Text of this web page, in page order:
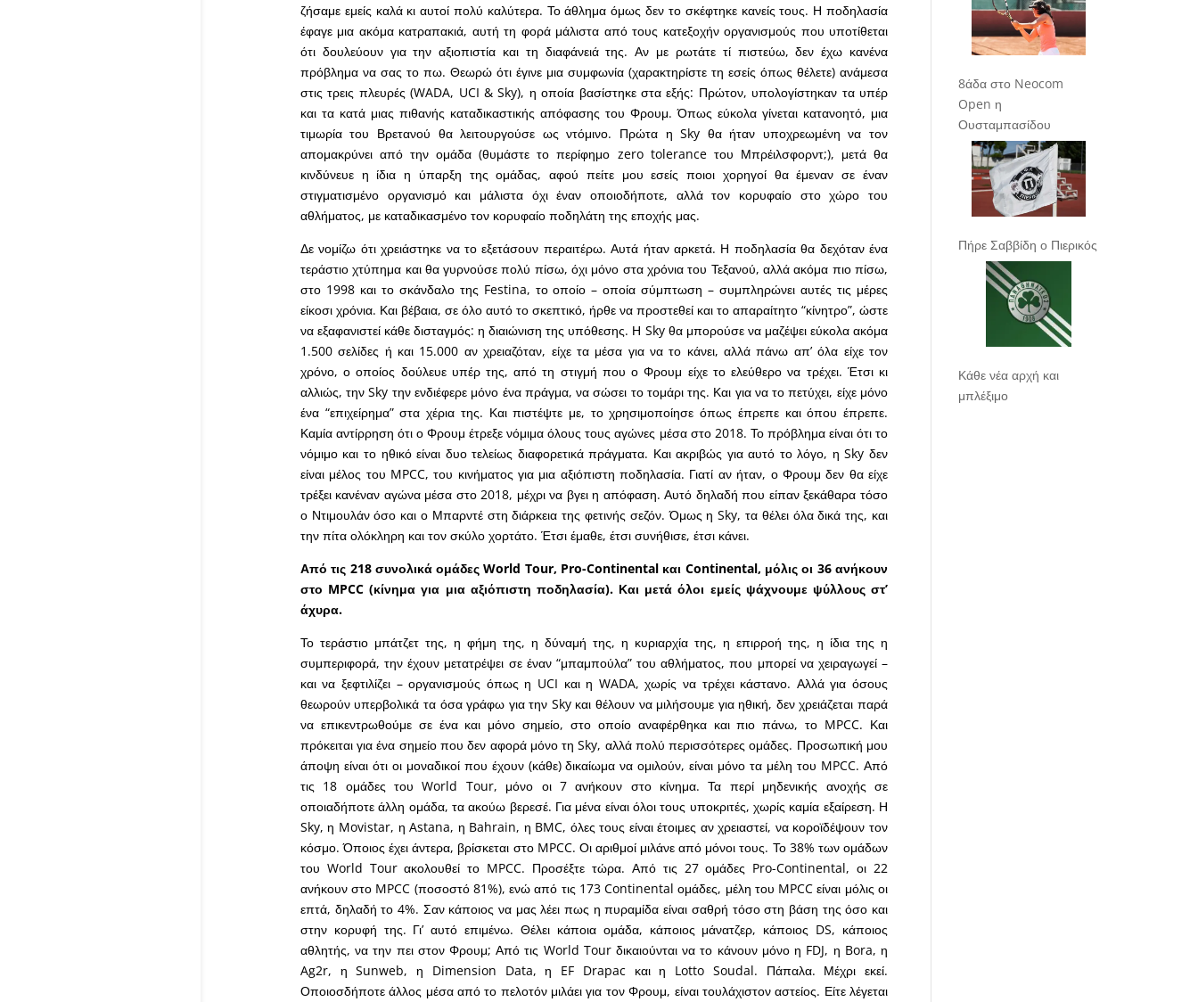
ζήσαμε εμείς καλά κι αυτοί πολύ καλύτερα. Το άθλημα όμως δεν το σκέφτηκε κανείς τους. Η ποδηλασία
έφαγε μια ακόμα κατραπακιά, αυτή τη φορά μάλιστα από τους κατεξοχήν οργανισμούς που υποτίθεται
ότι δουλεύουν για την αξιοπιστία και τη διαφάνειά της. Αν με ρωτάτε τί πιστεύω, δεν έχω κανένα
πρόβλημα να σας το πω. Θεωρώ ότι έγινε μια συμφωνία (χαρακτηρίστε τη εσείς όπως θέλετε) ανάμεσα
στις τρεις πλευρές (WADA, UCI & Sky), η οποία βασίστηκε στα εξής: Πρώτον, υπολογίστηκαν τα υπέρ
και τα κατά μιας πιθανής καταδικαστικής απόφασης του Φρουμ. Όπως εύκολα γίνεται κατανοητό, μια
τιμωρία του Βρετανού θα λειτουργούσε ως ντόμινο. Πρώτα η Sky θα ήταν υποχρεωμένη να τον
απομακρύνει από την ομάδα (θυμάστε το περίφημο zero tolerance του Μπρέιλσφορντ;), μετά θα
κινδύνευε η ίδια η ύπαρξη της ομάδας, αφού πείτε μου εσείς ποιοι χορηγοί θα έμεναν σε έναν
στιγματισμένο οργανισμό και μάλιστα όχι έναν οποιοδήποτε, αλλά τον κορυφαίο στο χώρο του
αθλήματος, με καταδικασμένο τον κορυφαίο ποδηλάτη της εποχής μας.
Δε νομίζω ότι χρειάστηκε να το εξετάσουν περαιτέρω. Αυτά ήταν αρκετά. Η ποδηλασία θα δεχόταν ένα
τεράστιο χτύπημα και θα γυρνούσε πολύ πίσω, όχι μόνο στα χρόνια του Τεξανού, αλλά ακόμα πιο πίσω,
στο 1998 και το σκάνδαλο της Festina, το οποίο – οποία σύμπτωση – συμπληρώνει αυτές τις μέρες
είκοσι χρόνια. Και βέβαια, σε όλο αυτό το σκεπτικό, ήρθε να προστεθεί και το απαραίτητο “κίνητρο”, ώστε
να εξαφανιστεί κάθε δισταγμός: η διαιώνιση της υπόθεσης. Η Sky θα μπορούσε να μαζέψει εύκολα ακόμα
1.500 σελίδες ή και 15.000 αν χρειαζόταν, είχε τα μέσα για να το κάνει, αλλά πάνω απ’ όλα είχε τον
χρόνο, ο οποίος δούλευε υπέρ της, από τη στιγμή που ο Φρουμ είχε το ελεύθερο να τρέχει. Έτσι κι
αλλιώς, την Sky την ενδιέφερε μόνο ένα πράγμα, να σώσει το τομάρι της. Και για να το πετύχει, είχε μόνο
ένα “επιχείρημα” στα χέρια της. Και πιστέψτε με, το χρησιμοποίησε όπως έπρεπε και όπου έπρεπε.
Καμία αντίρρηση ότι ο Φρουμ έτρεξε νόμιμα όλους τους αγώνες μέσα στο 2018. Το πρόβλημα είναι ότι το
νόμιμο και το ηθικό είναι δυο τελείως διαφορετικά πράγματα. Και ακριβώς για αυτό το λόγο, η Sky δεν
είναι μέλος του MPCC, του κινήματος για μια αξιόπιστη ποδηλασία. Γιατί αν ήταν, ο Φρουμ δεν θα είχε
τρέξει κανέναν αγώνα μέσα στο 2018, μέχρι να βγει η απόφαση. Αυτό δηλαδή που είπαν ξεκάθαρα τόσο
ο Ντιμουλάν όσο και ο Μπαρντέ στη διάρκεια της φετινής σεζόν. Όμως η Sky, τα θέλει όλα δικά της, και
την πίτα ολόκληρη και τον σκύλο χορτάτο. Έτσι έμαθε, έτσι συνήθισε, έτσι κάνει.
Από τις 218 συνολικά ομάδες World Tour, Pro-Continental και Continental, μόλις οι 36 ανήκουν
στο MPCC (κίνημα για μια αξιόπιστη ποδηλασία). Και μετά όλοι εμείς ψάχνουμε ψύλλους στ’
άχυρα.
Το τεράστιο μπάτζετ της, η φήμη της, η δύναμή της, η κυριαρχία της, η επιρροή της, η ίδια της η
συμπεριφορά, την έχουν μετατρέψει σε έναν “μπαμπούλα” του αθλήματος, που μπορεί να χειραγωγεί –
και να ξεφτιλίζει – οργανισμούς όπως η UCI και η WADA, χωρίς να τρέχει κάστανο. Αλλά για όσους
θεωρούν υπερβολικά τα όσα γράφω για την Sky και θέλουν να μιλήσουμε για ηθική, δεν χρειάζεται παρά
να επικεντρωθούμε σε ένα και μόνο σημείο, στο οποίο αναφέρθηκα και πιο πάνω, το MPCC. Και
πρόκειται για ένα σημείο που δεν αφορά μόνο τη Sky, αλλά πολύ περισσότερες ομάδες. Προσωπική μου
άποψη είναι ότι οι μοναδικοί που έχουν (κάθε) δικαίωμα να ομιλούν, είναι μόνο τα μέλη του MPCC. Από
τις 18 ομάδες του World Tour, μόνο οι 7 ανήκουν στο κίνημα. Τα περί μηδενικής ανοχής σε
οποιαδήποτε άλλη ομάδα, τα ακούω βερεσέ. Για μένα είναι όλοι τους υποκριτές, χωρίς καμία εξαίρεση. Η
Sky, η Movistar, η Astana, η Bahrain, η BMC, όλες τους είναι έτοιμες αν χρειαστεί, να κοροϊδέψουν τον
κόσμο. Όποιος έχει άντερα, βρίσκεται στο MPCC. Οι αριθμοί μιλάνε από μόνοι τους. Το 38% των ομάδων
του World Tour ακολουθεί το MPCC. Προσέξτε τώρα. Από τις 27 ομάδες Pro-Continental, οι 22
ανήκουν στο MPCC (ποσοστό 81%), ενώ από τις 173 Continental ομάδες, μέλη του MPCC είναι μόλις οι
επτά, δηλαδή το 4%. Σαν κάποιος να μας λέει πως η πυραμίδα είναι σαθρή τόσο στη βάση της όσο και
στην κορυφή της. Γι’ αυτό επιμένω. Θέλει κάποια ομάδα, κάποιος μάνατζερ, κάποιος DS, κάποιος
αθλητής, να την πει στον Φρουμ; Από τις World Tour δικαιούνται να το κάνουν μόνο η FDJ, η Bora, η
Ag2r, η Sunweb, η Dimension Data, η EF Drapac και η Lotto Soudal. Πάπαλα. Μέχρι εκεί.
Οποιοσδήποτε άλλος μέσα από το πελοτόν μιλάει για τον Φρουμ, είναι τουλάχιστον αστείος. Είτε λέγεται
8άδα στο Neocom
Open η
Ουσταμπασίδου
Πήρε Σαββίδη ο Πιερικός
Κάθε νέα αρχή και
μπλέξιμο